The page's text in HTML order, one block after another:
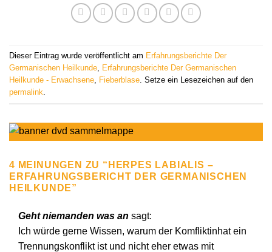
Dieser Eintrag wurde veröffentlicht am Erfahrungsberichte Der
Germanischen Heilkunde, Erfahrungsberichte Der Germanischen
Heilkunde - Erwachsene, Fieberblase. Setze ein Lesezeichen auf den
permalink.
4 MEINUNGEN ZU “ HERPES LABIALIS –
ERFAHRUNGSBERICHT DER GERMANISCHEN
HEILKUNDE”
Geht niemanden was an sagt:
Ich würde gerne Wissen, warum der Komfliktinhat ein
Trennungskonflikt ist und nicht eher etwas mit